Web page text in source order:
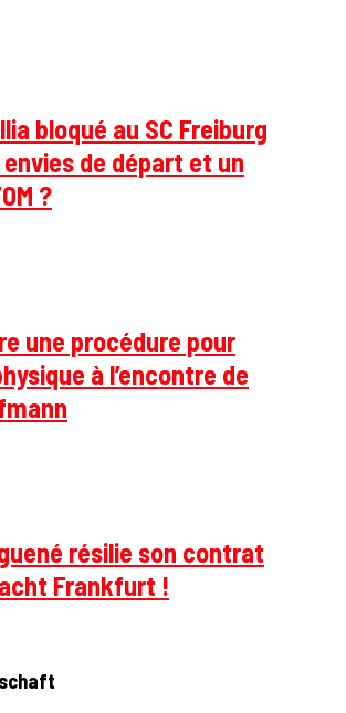
bloqué au SC Freiburg
de départ et un
?
une procédure pour
à l’encontre de
résilie son contrat
Frankfurt !